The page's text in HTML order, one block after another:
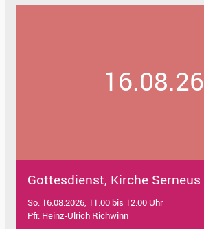
16.08.26
Gottesdienst, Kirche Serneus
So. 16.08.2026, 11.00 bis 12.00 Uhr
Pfr. Heinz-Ulrich Richwinn